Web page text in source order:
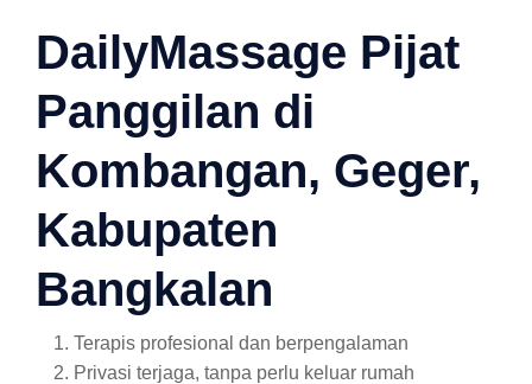
DailyMassage Pijat
Panggilan di
Kombangan, Geger,
Kabupaten
Bangkalan
Terapis profesional dan berpengalaman
Privasi terjaga, tanpa perlu keluar rumah